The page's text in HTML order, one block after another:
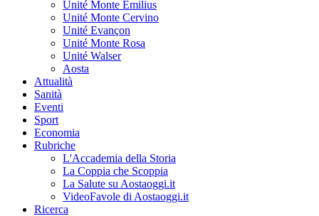
Unité Monte Emilius
Unité Monte Cervino
Unité Evançon
Unité Monte Rosa
Unité Walser
Aosta
Attualità
Sanità
Eventi
Sport
Economia
Rubriche
L'Accademia della Storia
La Coppia che Scoppia
La Salute su Aostaoggi.it
VideoFavole di Aostaoggi.it
Ricerca